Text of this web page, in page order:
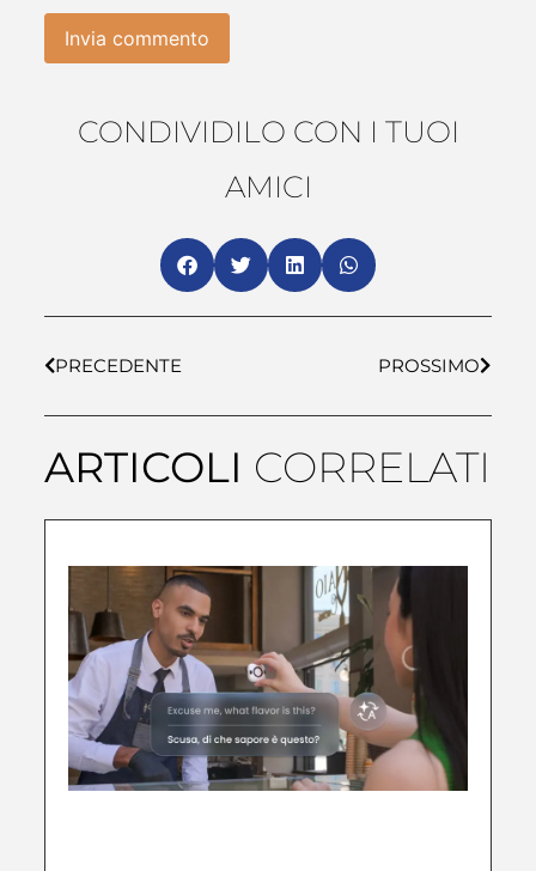
CONDIVIDILO CON I TUOI
AMICI
PRECEDENTE PROSSIMO
ARTICOLI CORRELATI